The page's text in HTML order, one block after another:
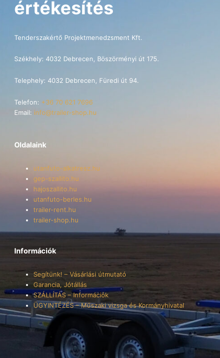
értékesítés
Tenderszakértő Projektmenedzsment Kft.
Székhely: 4032 Debrecen, Böszörményi út 175.
Telephely: 4032 Debrecen, Füredi út 94.
Telefon: +36 70 621 7696
Email: info@trailer-shop.hu
Oldalaink
utanfuto-alkatresz.hu
gep-szallito.hu
hajoszallito.hu
utanfuto-berles.hu
trailer-rent.hu
trailer-shop.hu
Információk
Segítünk! – Vásárlási útmutató
Garancia, Jótállás
SZÁLLÍTÁS – Információk
ÜGYINTÉZÉS – Műszaki vizsga és Kormányhivatal